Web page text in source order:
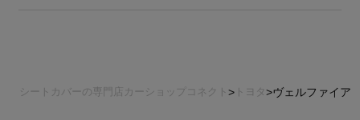
シートカバーの専門店カーショップコネクト トヨタ ヴェルファイア